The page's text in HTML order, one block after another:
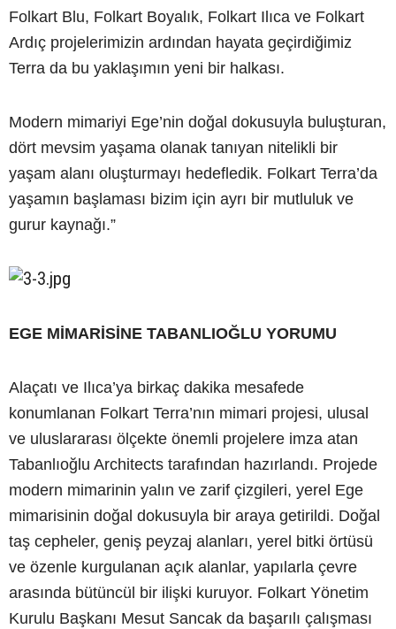
Folkart Blu, Folkart Boyalık, Folkart Ilıca ve Folkart
Ardıç projelerimizin ardından hayata geçirdiğimiz
Terra da bu yaklaşımın yeni bir halkası.
Modern mimariyi Ege’nin doğal dokusuyla buluşturan,
dört mevsim yaşama olanak tanıyan nitelikli bir
yaşam alanı oluşturmayı hedefledik. Folkart Terra’da
yaşamın başlaması bizim için ayrı bir mutluluk ve
gurur kaynağı.”
EGE MİMARİSİNE TABANLIOĞLU YORUMU
Alaçatı ve Ilıca’ya birkaç dakika mesafede
konumlanan Folkart Terra’nın mimari projesi, ulusal
ve uluslararası ölçekte önemli projelere imza atan
Tabanlıoğlu Architects tarafından hazırlandı. Projede
modern mimarinin yalın ve zarif çizgileri, yerel Ege
mimarisinin doğal dokusuyla bir araya getirildi. Doğal
taş cepheler, geniş peyzaj alanları, yerel bitki örtüsü
ve özenle kurgulanan açık alanlar, yapılarla çevre
arasında bütüncül bir ilişki kuruyor. Folkart Yönetim
Kurulu Başkanı Mesut Sancak da başarılı çalışması